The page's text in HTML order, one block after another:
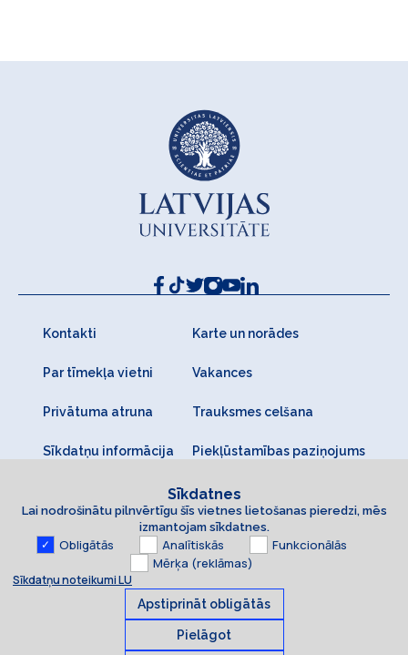
Kontakti Karte un norādes
Par tīmekļa vietni Vakances
Privātuma atruna Trauksmes celšana
Sīkdatņu informācija Piekļūstamības paziņojums
Sīkdatnes
Lai nodrošinātu pilnvērtīgu šīs vietnes lietošanas pieredzi, mēs
izmantojam sīkdatnes.
Obligātās Analītiskās
Funkcionālās
Mērķa (reklāmas)
Sīkdatņu noteikumi LU
Apstiprināt obligātās
Pielāgot